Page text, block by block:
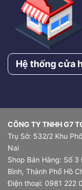
Hệ thống cửa
CÔNG TY TNHH G7
Trụ Sở: 532/2 Khu
Nai
Shop Bán Hàng: Số
Bình, Thành Phố Hồ
Điện thoại: 0981 222